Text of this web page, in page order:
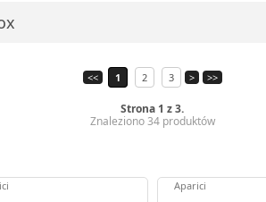
<< 1 2 3 > >>
Strona 1 z 3.
Znaleziono 34 produktów
Aparici